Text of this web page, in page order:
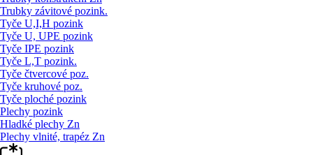
Trubky závitové pozink.
Tyče U,I,H pozink
Tyče U, UPE pozink
Tyče IPE pozink
Tyče L,T pozink.
Tyče čtvercové poz.
Tyče kruhové poz.
Tyče ploché pozink
Plechy pozink
Hladké plechy Zn
Plechy vlnité, trapéz Zn